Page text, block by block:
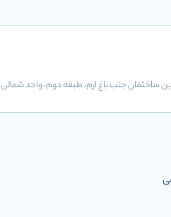
ساختمان جنب باغ ارم، طبقه دوم، واحد شمالی